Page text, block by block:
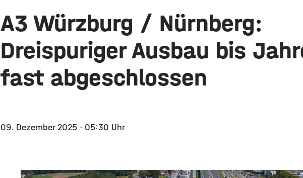
A3 Würzburg / Nürnberg:
Dreispuriger Ausbau bis
fast abgeschlossen
09. Dezember 2025 · 05:30 Uhr